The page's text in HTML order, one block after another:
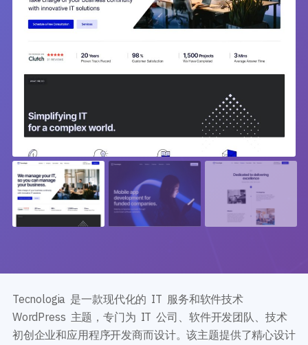
Tecnologia 是一款现代化的 IT 服务和软件技术
WordPress 主题，专门为 IT 公司、软件开发团队、技术
初创企业和应用程序开发商而设计。该主题提供了精心设计